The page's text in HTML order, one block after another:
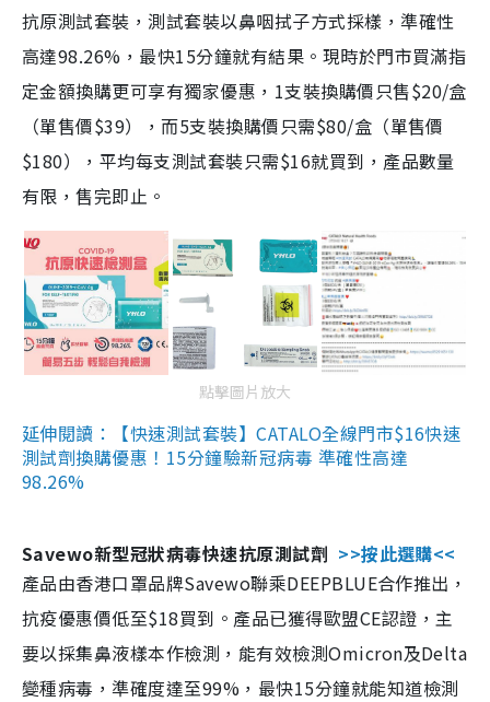
抗原測試套裝，測試套裝以鼻咽拭子方式採樣，準確性
高達98.26%，最快15分鐘就有結果。現時於門市買滿指
定金額換購更可享有獨家優惠，1支裝換購價只售$20/盒
（單售價$39），而5支裝換購價只需$80/盒（單售價
$180），平均每支測試套裝只需$16就買到，產品數量
有限，售完即止。
點擊圖片放大
延伸閱讀：【快速測試套裝】CATALO全線門市$16快速
測試劑換購優惠！15分鐘驗新冠病毒 準確性高達
98.26%
Savewo新型冠狀病毒快速抗原測試劑 >>按此選購<<
產品由香港口罩品牌Savewo聯乘DEEPBLUE合作推出，
抗疫優惠價低至$18買到。產品已獲得歐盟CE認證，主
要以採集鼻液樣本作檢測，能有效檢測Omicron及Delta
變種病毒，準確度達至99%，最快15分鐘就能知道檢測